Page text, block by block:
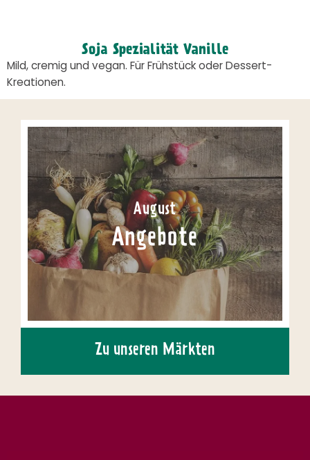
Soja Spezialität Vanille
Mild, cremig und vegan. Für Frühstück oder Dessert-
Kreationen.
August
Angebote
Zu unseren Märkten